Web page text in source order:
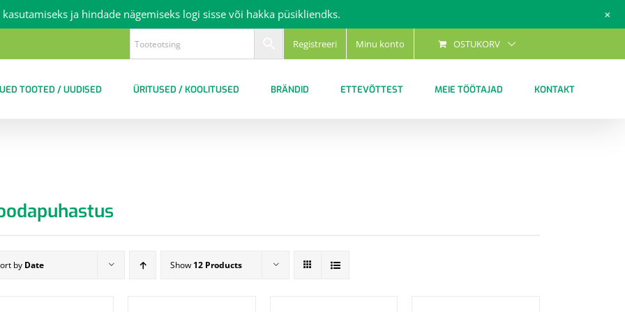
Registreeri Minu konto OSTUKORV
TOOTED / UUDISED ÜRITUSED / KOOLITUSED BRÄNDID ETTEVÕTTEST MEIE TÖÖTAJAD KONTAKT
by Date Show 12 Products
kasutamiseks ja hindade nägemiseks logi sisse või hakka püsikliendks. +